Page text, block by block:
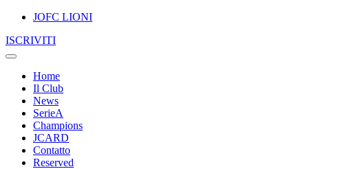
JOFC LIONI
ISCRIVITI
Home
Il Club
News
SerieA
Champions
JCARD
Contatto
Reserved